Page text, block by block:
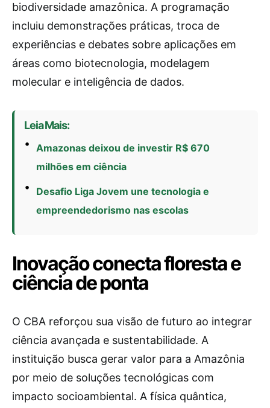
biodiversidade amazônica. A programação
incluiu demonstrações práticas, troca de
experiências e debates sobre aplicações em
áreas como biotecnologia, modelagem
molecular e inteligência de dados.
Leia Mais:
Amazonas deixou de investir R$ 670
milhões em ciência
Desafio Liga Jovem une tecnologia e
empreendedorismo nas escolas
Inovação conecta floresta e
ciência de ponta
O CBA reforçou sua visão de futuro ao integrar
ciência avançada e sustentabilidade. A
instituição busca gerar valor para a Amazônia
por meio de soluções tecnológicas com
impacto socioambiental. A física quântica,